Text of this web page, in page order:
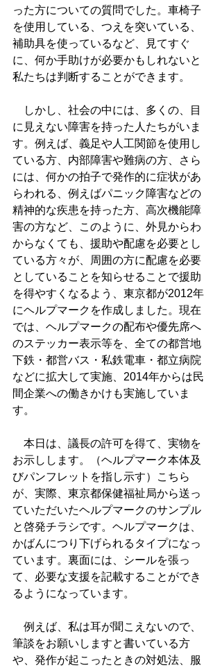
った方についての質問でした。車椅子
を使用している、つえを突いている、
補助具を使っているなど、見てすぐ
に、何か手助けが必要かもしれないと
私たちは判断することができます。
しかし、社会の中には、多くの、目
に見えない障害を持った人たちがいま
す。例えば、義足や人工関節を使用し
ている方、内部障害や難病の方、さら
には、何かの拍子で発作的に症状があ
らわれる、例えばパニック障害などの
精神的な疾患を持った方、高次機能障
害の方など、このように、外見からわ
からなくても、援助や配慮を必要とし
ている方々が、周囲の方に配慮を必要
としていることを知らせることで援助
を得やすくなるよう、東京都が2012年
にヘルプマークを作成しました。現在
では、ヘルプマークの配布や優先席へ
のステッカー表示等を、全ての都営地
下鉄・都営バス・私鉄電車・都立病院
などに拡大して実施、2014年からは民
間企業への働きかけも実施していま
す。
本日は、議長の許可を得て、実物を
お示しします。（ヘルプマーク本体及
びパンフレットを指し示す）こちら
が、実際、東京都保健福祉局から送っ
ていただいたヘルプマークのサンプル
と啓発チラシです。ヘルプマークは、
かばんにつり下げられるタイプになっ
ています。裏面には、シールを張っ
て、必要な支援を記載することができ
るようになっています。
例えば、私は耳が聞こえないので、
筆談をお願いしますと書いている方
や、発作が起こったときの対処法、服